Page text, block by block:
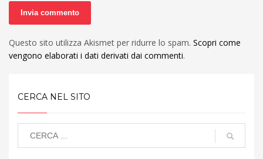
Questo sito utilizza Akismet per ridurre lo spam. Scopri come
vengono elaborati i dati derivati dai commenti.
CERCA NEL SITO